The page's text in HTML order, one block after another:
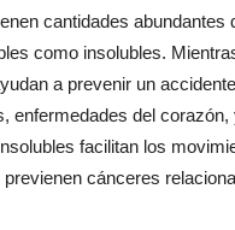
cantidades abundantes
como insolubles.
a prevenir un
enfermedades del corazón,
facilitan los
previenen cánceres